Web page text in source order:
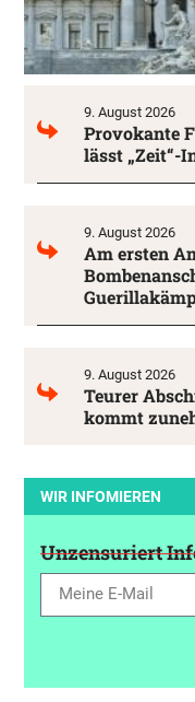
9. August 2026
Provokante
lässt „Zeit“-
9. August 2026
Am ersten
9. August 2026
Teurer
kommt
WIR INFOMIEREN
Unzensuriert